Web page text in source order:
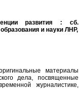
развития : сб.
и науки ЛНР,
материалы
дела, посвященные
журналистике,